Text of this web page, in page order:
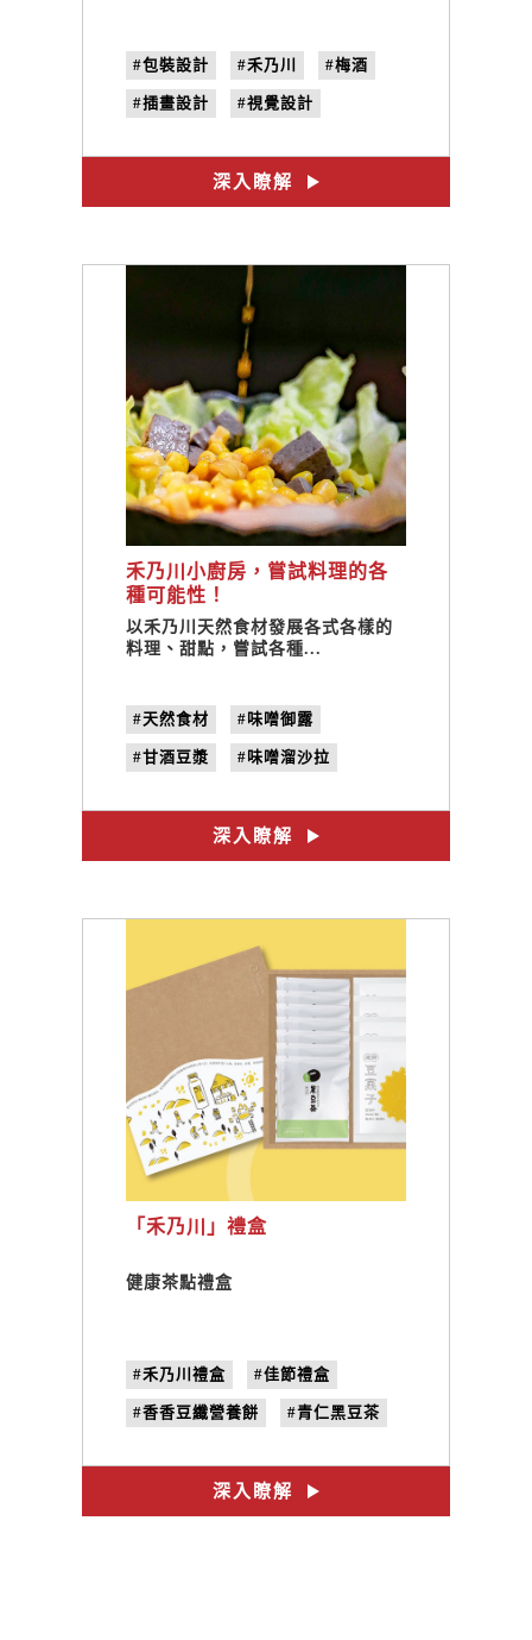
#包裝設計 #禾乃川 #梅酒
#插畫設計 #視覺設計
深入瞭解
禾乃川小廚房，嘗試料理的各
種可能性！
以禾乃川天然食材發展各式各樣的
料理、甜點，嘗試各種...
#天然食材 #味噌御露
#甘酒豆漿 #味噌溜沙拉
#料理 #禾乃川
深入瞭解
「禾乃川」禮盒
健康茶點禮盒
#禾乃川禮盒 #佳節禮盒
#香香豆纖營養餅 #青仁黑豆茶
深入瞭解